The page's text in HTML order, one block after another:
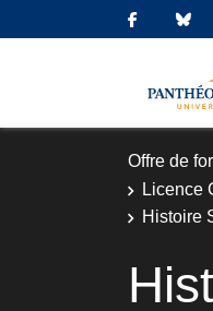
Offre de
Licence
Histoire